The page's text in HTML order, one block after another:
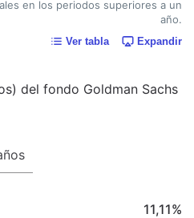
en los periodos superiores a un
año.
Ver tabla Expandir
del fondo Goldman Sachs
11,11%